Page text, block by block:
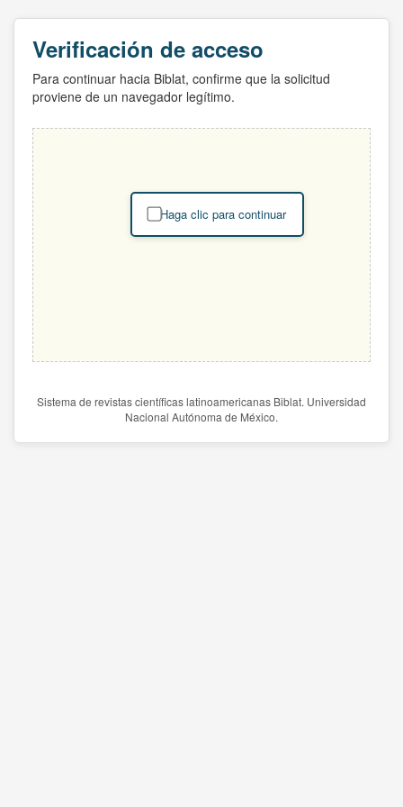
Verificación de acceso
Para continuar hacia Biblat, confirme que la solicitud
proviene de un navegador legítimo.
Haga clic para continuar
Sistema de revistas científicas latinoamericanas Biblat. Universidad
Nacional Autónoma de México.